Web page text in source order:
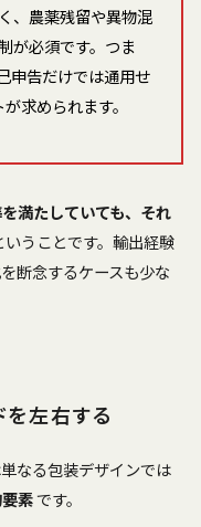
、農薬残留や異物混
が必須です。つま
申告だけでは通用せ
求められます。
満たしていても、それ
いうことです。輸出経験
断念するケースも少な
左右する
なる包装デザインでは
素です。